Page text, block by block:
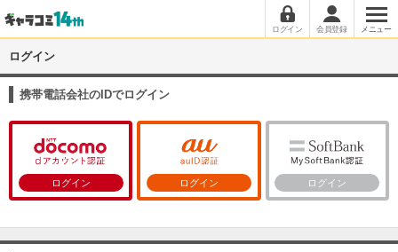
ログイン 会員登録 メニュー
ログイン
携帯電話会社のIDでログイン
ログイン ログイン ログイン